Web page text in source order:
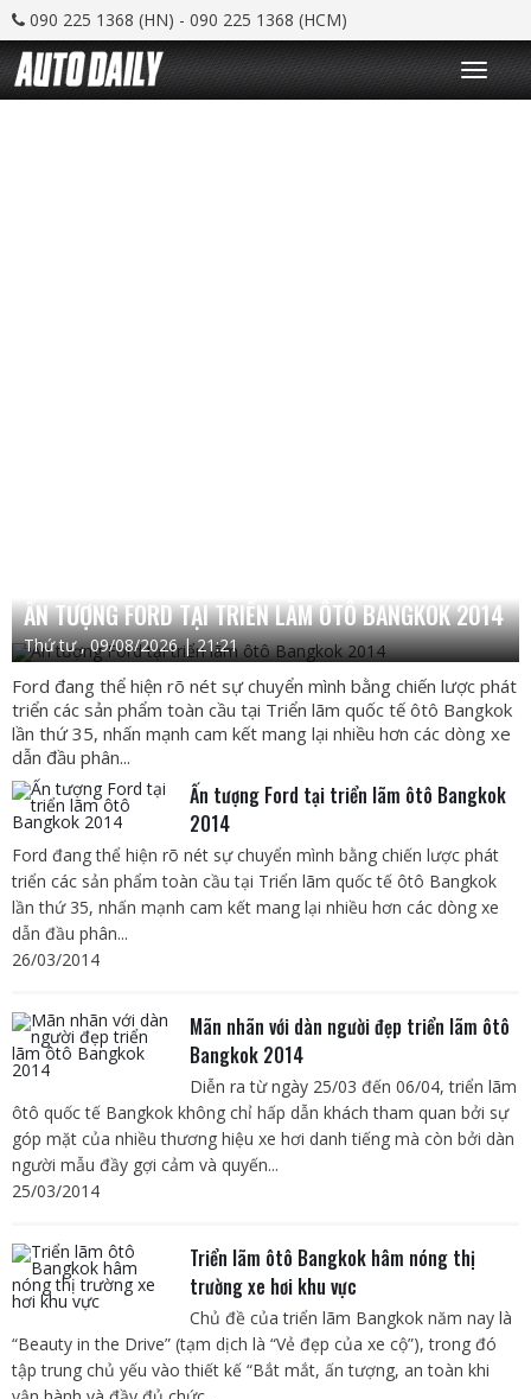
090 225 1368 (HN) - 090 225 1368 (HCM)
T
o
g
ẤN TƯỢNG FORD TẠI TRIỂN LÃM ÔTÔ BANGKOK 2014
Thứ tư , 09/08/2026 | 21:21
Ford đang thể hiện rõ nét sự chuyển mình bằng chiến lược phát
triển các sản phẩm toàn cầu tại Triển lãm quốc tế ôtô Bangkok
lần thứ 35, nhấn mạnh cam kết mang lại nhiều hơn các dòng xe
dẫn đầu phân...
Ấn tượng Ford tại triển lãm ôtô Bangkok
2014
Ford đang thể hiện rõ nét sự chuyển mình bằng chiến lược phát
triển các sản phẩm toàn cầu tại Triển lãm quốc tế ôtô Bangkok
lần thứ 35, nhấn mạnh cam kết mang lại nhiều hơn các dòng xe
dẫn đầu phân...
26/03/2014
Mãn nhãn với dàn người đẹp triển lãm ôtô
Bangkok 2014
Diễn ra từ ngày 25/03 đến 06/04, triển lãm
ôtô quốc tế Bangkok không chỉ hấp dẫn khách tham quan bởi sự
góp mặt của nhiều thương hiệu xe hơi danh tiếng mà còn bởi dàn
người mẫu đầy gợi cảm và quyến...
25/03/2014
Triển lãm ôtô Bangkok hâm nóng thị
trường xe hơi khu vực
Chủ đề của triển lãm Bangkok năm nay là
“Beauty in the Drive” (tạm dịch là “Vẻ đẹp của xe cộ”), trong đó
tập trung chủ yếu vào thiết kế “Bắt mắt, ấn tượng, an toàn khi